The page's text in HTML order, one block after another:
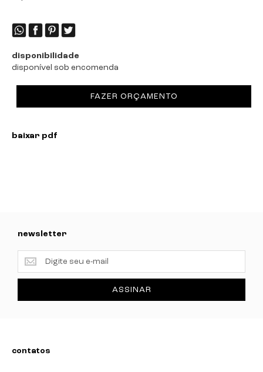
disponibilidade
disponível sob encomenda
FAZER ORÇAMENTO
baixar pdf
newsletter
newsletter
ASSINAR
contatos